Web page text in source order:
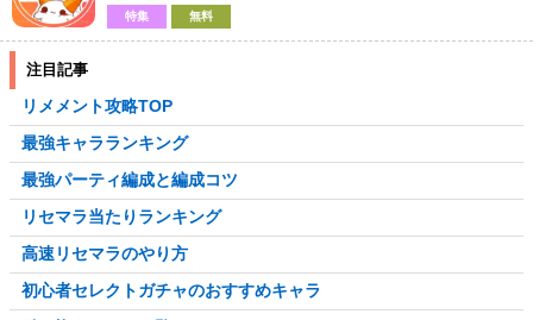
特集 無料
注目記事
リメメント攻略TOP
最強キャラランキング
最強パーティ編成と編成コツ
リセマラ当たりランキング
高速リセマラのやり方
初心者セレクトガチャのおすすめキャラ